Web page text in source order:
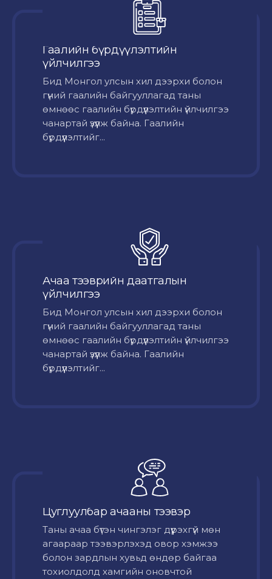
Гаалийн бүрдүүлэлтийн
үйлчилгээ
Бид Монгол улсын хил дээрхи болон
гүний гаалийн байгууллагад таны
өмнөөс гаалийн бүрдүүлэлтийн үйлчилгээ
чанартай үзүүлж байна. Гаалийн
бүрдүүлэлтийг...
Ачаа тээврийн даатгалын
үйлчилгээ
Бид Монгол улсын хил дээрхи болон
гүний гаалийн байгууллагад таны
өмнөөс гаалийн бүрдүүлэлтийн үйлчилгээ
чанартай үзүүлж байна. Гаалийн
бүрдүүлэлтийг...
Цуглуулбар ачааны тээвэр
Таны ачаа бүтэн чингэлэг дүүрэхгүй мөн
агаараар тээвэрлэхэд овор хэмжээ
болон зардлын хувьд өндөр байгаа
тохиолдолд хамгийн оновчтой